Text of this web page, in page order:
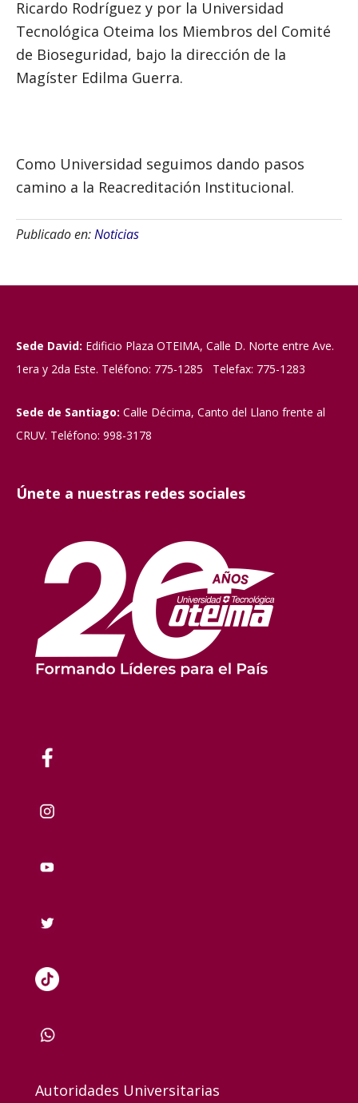
Ricardo Rodríguez y por la Universidad
Tecnológica Oteima los Miembros del Comité
de Bioseguridad, bajo la dirección de la
Magíster Edilma Guerra.
Como Universidad seguimos dando pasos
camino a la Reacreditación Institucional.
Publicado en:Noticias
Sede David: Edificio Plaza OTEIMA, Calle D. Norte entre Ave.
1era y 2da Este. Teléfono: 775-1285 Telefax: 775-1283
Sede de Santiago: Calle Décima, Canto del Llano frente al
CRUV. Teléfono: 998-3178
Únete a nuestras redes sociales
Autoridades Universitarias